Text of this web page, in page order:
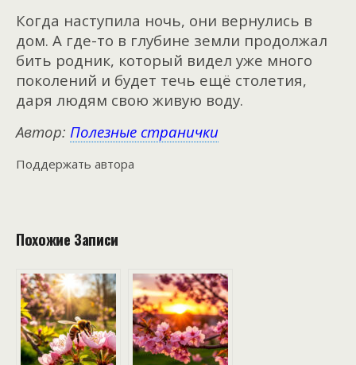
Когда наступила ночь, они вернулись в
дом. А где-то в глубине земли продолжал
бить родник, который видел уже много
поколений и будет течь ещё столетия,
даря людям свою живую воду.
Автор: Полезные странички
Поддержать автора
Похожие Записи